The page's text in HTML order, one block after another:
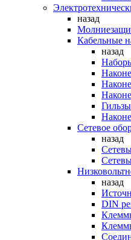
назад
Кабельные
назад
Гильзы
Сетевое
назад
назад
DIN